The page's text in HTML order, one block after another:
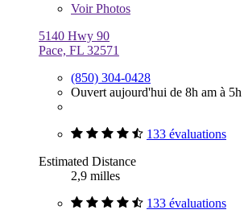
VoirPhotos
5140 Hwy 90
Pace, FL 32571
(850) 304-0428
Ouvert aujourd'hui de 8h am à
133 évaluations
Estimated Distance
2,9 milles
133 évaluations